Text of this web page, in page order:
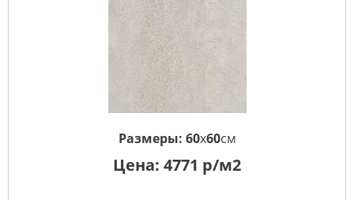
Размеры: 60x60см
Цена: 4771 р/м2